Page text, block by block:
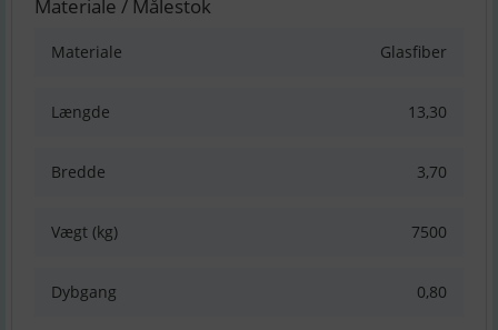
Materiale / Målestok
Materiale Glasfiber
Længde 13,30
Bredde 3,70
Vægt (kg) 7500
Dybgang 0,80